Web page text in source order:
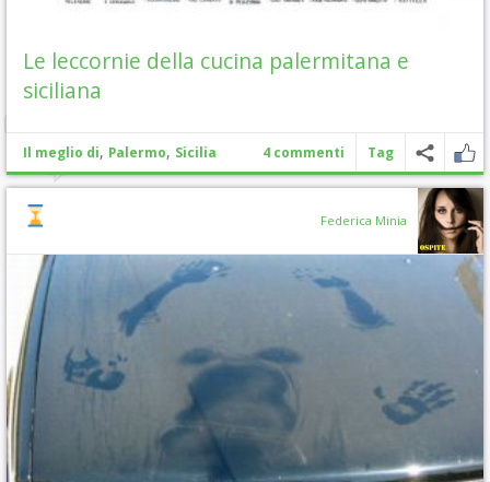
Le leccornie della cucina palermitana e
siciliana
Il meglio di, Palermo, Sicilia 4 commenti Tag
Federica Minia